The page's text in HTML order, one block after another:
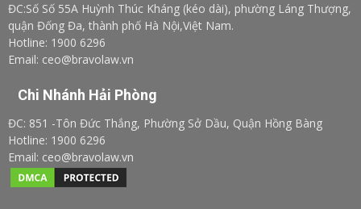
ĐC:Số Số 55A Huỳnh Thúc Kháng (kéo dài), phường Láng Thượng,
quận Đống Đa, thành phố Hà Nội,Việt Nam.
Hotline: 1900 6296
Email: ceo@bravolaw.vn
Chi Nhánh Hải Phòng
ĐC: 851 -Tôn Đức Thắng, Phường Sở Dầu, Quận Hồng Bàng
Hotline: 1900 6296
Email: ceo@bravolaw.vn